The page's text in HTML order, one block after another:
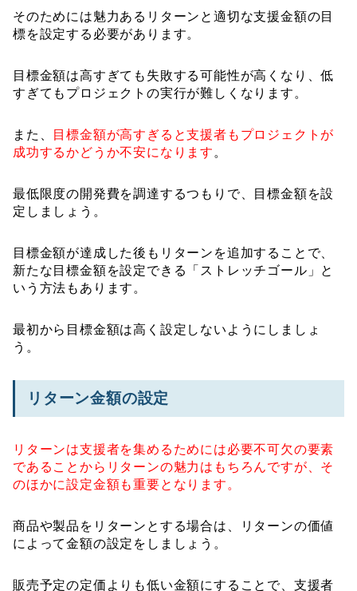
そのためには魅力あるリターンと適切な支援金額の目
標を設定する必要があります。
目標金額は高すぎても失敗する可能性が高くなり、低
すぎてもプロジェクトの実行が難しくなります。
また、
目標金額が高すぎると支援者もプロジェクトが
成功するかどうか不安になります 。
最低限度の開発費を調達するつもりで、目標金額を設
定しましょう。
目標金額が達成した後もリターンを追加することで、
新たな目標金額を設定できる「ストレッチゴール」と
いう方法もあります。
最初から目標金額は高く設定しないようにしましょ
う。
リターン金額の設定
リターンは支援者を集めるためには必要不可欠の要素
であることからリターンの魅力はもちろんですが、そ
のほかに設定金額も重要となります。
商品や製品をリターンとする場合は、リターンの価値
によって金額の設定をしましょう。
販売予定の定価よりも低い金額にすることで、支援者